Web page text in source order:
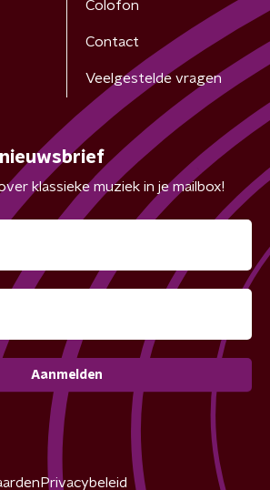
Colofon
Contact
Veelgestelde vragen
nieuwsbrief
klassieke muziek in je mailbox!
Aanmelden
Privacybeleid